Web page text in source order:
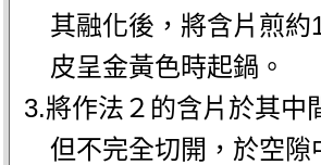
其融化後，將含片煎約
皮呈金黃色時起鍋。
3.將作法２的含片於其中
但不完全切開，於空隙